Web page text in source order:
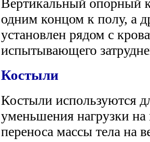
одним концом к полу, а
установлен рядом с
испытывающего
Костыли
Костыли используются
уменьшения нагрузки
переноса массы тела на